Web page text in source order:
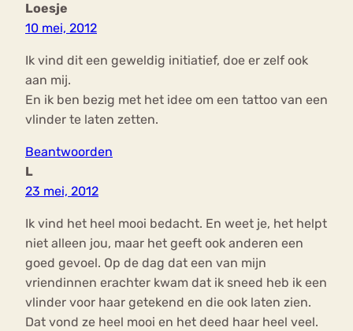
Loesje
10 mei, 2012
Ik vind dit een geweldig initiatief, doe er zelf ook
aan mij.
En ik ben bezig met het idee om een tattoo van een
vlinder te laten zetten.
Beantwoorden
L
23 mei, 2012
Ik vind het heel mooi bedacht. En weet je, het helpt
niet alleen jou, maar het geeft ook anderen een
goed gevoel. Op de dag dat een van mijn
vriendinnen erachter kwam dat ik sneed heb ik een
vlinder voor haar getekend en die ook laten zien.
Dat vond ze heel mooi en het deed haar heel veel.